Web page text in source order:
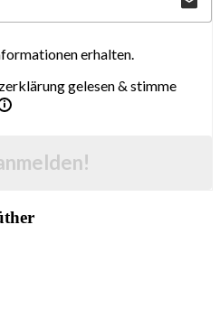
erhalten.
gelesen & stimme